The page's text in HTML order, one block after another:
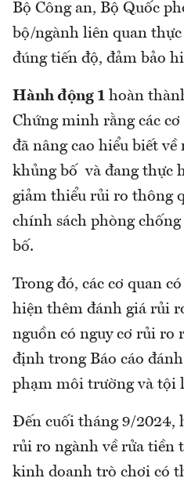
Bộ Công an, Bộ Quốc
bộ/ngành liên quan
đúng tiến độ, đảm bảo
Hành động 1 hoàn
Chứng minh rằng các
đã nâng cao hiểu biết
khủng bố và đang thực
giảm thiểu rủi ro thông
chính sách phòng
bố.
Trong đó, các cơ quan
hiện thêm đánh giá rủi
nguồn có nguy cơ rủi ro
định trong Báo cáo
phạm môi trường và tội
Đến cuối tháng 9/2024,
rủi ro ngành về rửa tiền
kinh doanh trò chơi có